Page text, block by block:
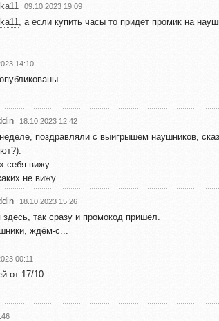
09.10.2023 19:09
, а если купить часы то придет промик на
14:10
18.10.2023 12:42
поздравляли с выигрышем наушников,
себя вижу.
не вижу.
18.10.2023 15:26
так сразу и промокод пришёл.
ждём-с...
00:11
от 17/10